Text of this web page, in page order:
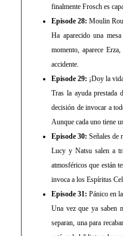
finalmente Frosch es
Episode 28: Moulin
Ha aparecido una
momento, aparece
accidente.
Episode 29: ¡Doy la
Tras la ayuda prestada
decisión de invocar a
Aunque cada uno tiene
Episode 30: Señales de
Lucy y Natsu salen a
atmosféricos que están
invoca a los Espíritus
Episode 31: Pánico en
Una vez que ya saben
separan, una para